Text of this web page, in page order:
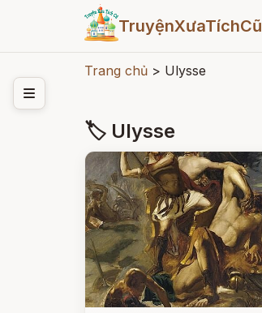
TruyệnXưaTíchCũ
Trang chủ > Ulysse
🏷 Ulysse